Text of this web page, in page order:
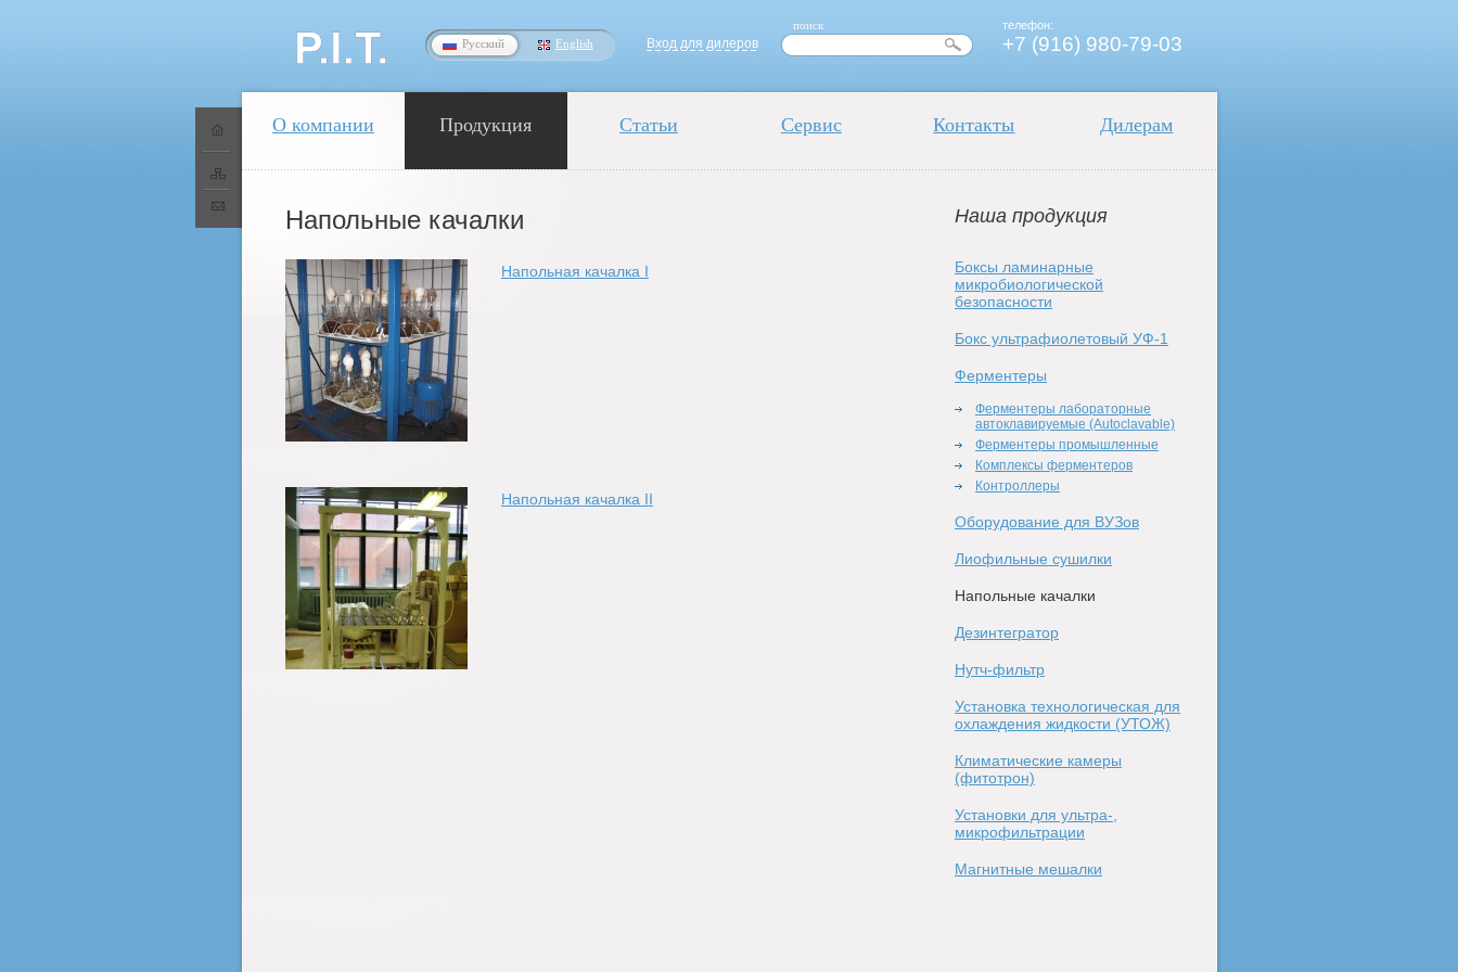
О компании Продукция Статьи Сервис Контакты Дилерам
Напольные качалки
Напольная качалка I
Напольная качалка II
Наша продукция
Боксы ламинарные
микробиологической
безопасности
Бокс ультрафиолетовый УФ-1
Ферментеры
Ферментеры лабораторные
автоклавируемые (Autoclavable)
Ферментеры промышленные
Комплексы ферментеров
Контроллеры
Оборудование для ВУЗов
Лиофильные сушилки
Напольные качалки
Дезинтегратор
Нутч-фильтр
Установка технологическая для
охлаждения жидкости (УТОЖ)
Климатические камеры
(фитотрон)
Установки для ультра-,
микрофильтрации
Магнитные мешалки
телефон:
+7 (916) 980-79-03
Русский English Вход для дилеров
поиск